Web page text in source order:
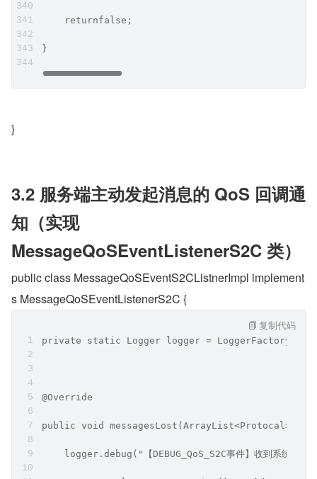
    returnfalse;
}
}
3.2 服务端主动发起消息的 QoS 回调通
知（实现
MessageQoSEventListenerS2C 类）
public class MessageQoSEventS2CListnerImpl implement
s MessageQoSEventListenerS2C {
private static Logger logger =
@Override
public void messagesLost(ArrayList<Protocal>
logger.debug("【DEBUG_QoS_S2C事件】收到系统的未实
复制代码